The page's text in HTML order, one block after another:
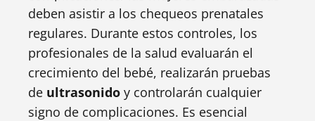
deben asistir a los chequeos prenatales
regulares. Durante estos controles, los
profesionales de la salud evaluarán el
crecimiento del bebé, realizarán pruebas
de ultrasonido y controlarán cualquier
signo de complicaciones. Es esencial